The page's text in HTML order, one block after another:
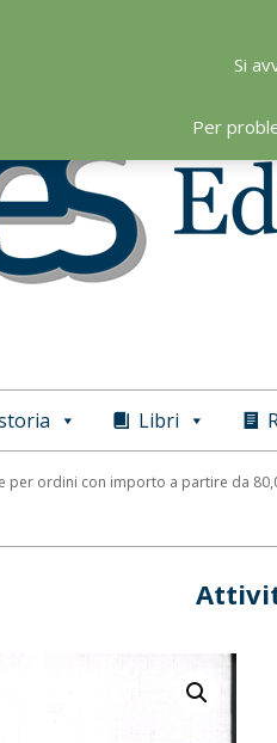
Si
Per
Libri
per ordini con importo a partire da